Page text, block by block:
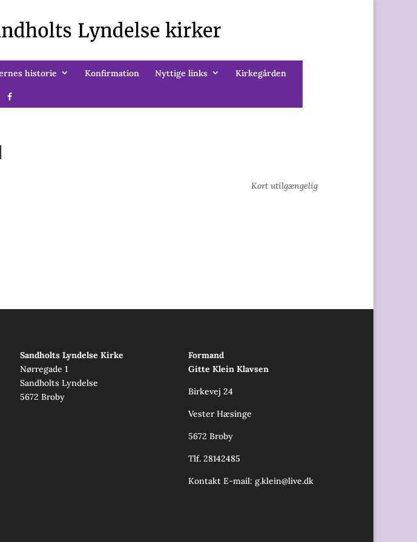
historie Konfirmation Nyttige links Kirkegården
Kort utilgængelig
Sandholts Lyndelse Kirke
Nørregade 1
Sandholts Lyndelse
5672 Broby
Formand
Gitte Klein Klavsen
Birkevej 24
Vester Hæsinge
5672 Broby
Tlf. 28142485
Kontakt E-mail:g.klein@live.dk